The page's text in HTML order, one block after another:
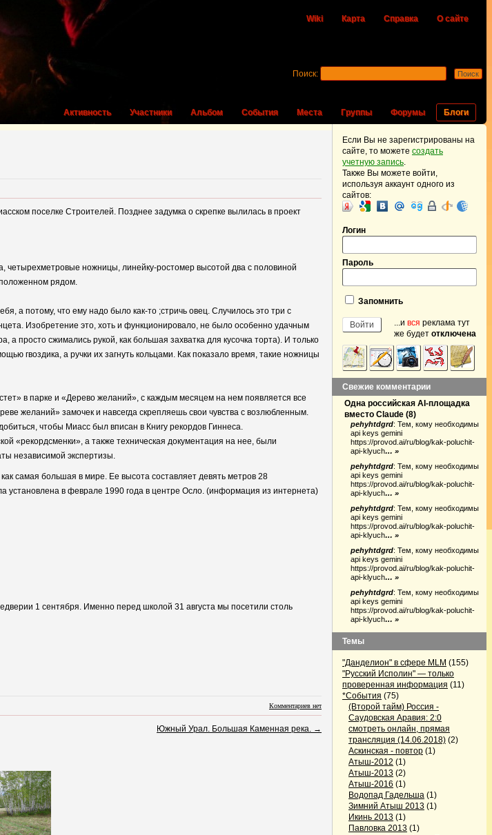
Wiki Карта Справка О сайте
Активность Участники Альбом События Места Группы Форумы Блоги
Поиск:
поселке Строителей. Позднее задумка о скрепке вылилась в проект
четырехметровые ножницы, линейку-ростомер высотой два с половиной
рядом.
а потому, что ему надо было как-то ;стричь овец. Случилось это три с
Изобретение это, хоть и функционировало, не было особенно удачным
просто сжимались рукой, как большая захватка для кусочка торта). И только
гвоздика, а ручки их загнуть кольцами. Как показало время, такие ножницы
в парке и «Дерево желаний», с каждым месяцем на нем появляется все
желаний» замочек и навсегда скрепляешь свои чувства с возлюбленным.
чтобы Миасс был вписан в Книгу рекордов Гиннеса.
«рекордсменки», а также техническая документация на нее, были
независимой экспертизы.
самая большая в мире. Ее высота составляет девять метров 28
в феврале 1990 года в центре Осло. (информация из интернета)
1 сентября. Именно перед школой 31 августа мы посетили столь
Комментариев нет
Южный Урал. Большая Каменная река. →
Если Вы не зарегистрированы на
сайте, то можете создать
учетную запись.
Также Вы можете войти,
используя аккаунт одного из
сайтов:
Логин
Пароль
Запомнить
...и вся реклама тут
же будет отключена
Свежие комментарии
Одна российская AI-площадка
вместо Claude (8)
pehyhtdgrd: Тем, кому необходимы
api keys gemini
https://provod.ai/ru/blog/kak-poluchit-
api-klyuch… »
pehyhtdgrd: Тем, кому необходимы
api keys gemini
https://provod.ai/ru/blog/kak-poluchit-
api-klyuch… »
pehyhtdgrd: Тем, кому необходимы
api keys gemini
https://provod.ai/ru/blog/kak-poluchit-
api-klyuch… »
pehyhtdgrd: Тем, кому необходимы
api keys gemini
https://provod.ai/ru/blog/kak-poluchit-
api-klyuch… »
pehyhtdgrd: Тем, кому необходимы
api keys gemini
https://provod.ai/ru/blog/kak-poluchit-
api-klyuch… »
Темы
"Данделион" в сфере MLM (155)
"Русский Исполин" — только
проверенная информация (11)
*События (75)
(Второй тайм) Россия -
Саудовская Аравия: 2:0
смотреть онлайн, прямая
трансляция (14.06.2018) (2)
Аскинская - повтор (1)
Атыш-2012 (1)
Атыш-2013 (2)
Атыш-2016 (1)
Водопад Гадельша (1)
Зимний Атыш 2013 (1)
Икинь 2013 (1)
Павловка 2013 (1)